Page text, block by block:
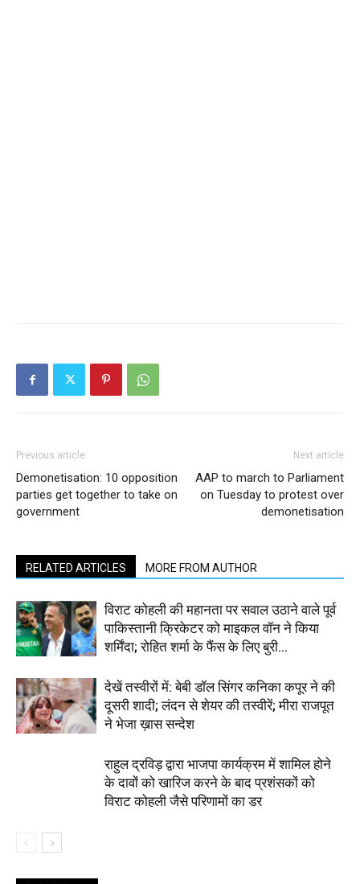
Previous article
Demonetisation: 10 opposition
parties get together to take on
government
Next article
AAP to march to Parliament
on Tuesday to protest over
demonetisation
RELATED ARTICLES MORE FROM AUTHOR
विराट कोहली की महानता पर सवाल उठाने वाले पूर्व
पाकिस्तानी क्रिकेटर को माइकल वॉन ने किया
शर्मिंदा; रोहित शर्मा के फैंस के लिए बुरी...
देखें तस्वीरों में: बेबी डॉल सिंगर कनिका कपूर ने की
दूसरी शादी; लंदन से शेयर की तस्वीरें; मीरा राजपूत
ने भेजा ख़ास सन्देश
राहुल द्रविड़ द्वारा भाजपा कार्यक्रम में शामिल होने
के दावों को खारिज करने के बाद प्रशंसकों को
विराट कोहली जैसे परिणामों का डर